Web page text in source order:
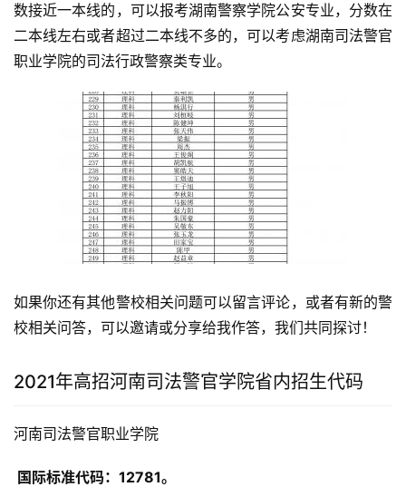
数接近一本线的，可以报考湖南警察学院公安专业，分数在
二本线左右或者超过二本线不多的，可以考虑湖南司法警官
职业学院的司法行政警察类专业。
如果你还有其他警校相关问题可以留言评论，或者有新的警
校相关问答，可以邀请或分享给我作答，我们共同探讨！
2021年高招河南司法警官学院省内招生代码
河南司法警官职业学院
国际标准代码：12781。